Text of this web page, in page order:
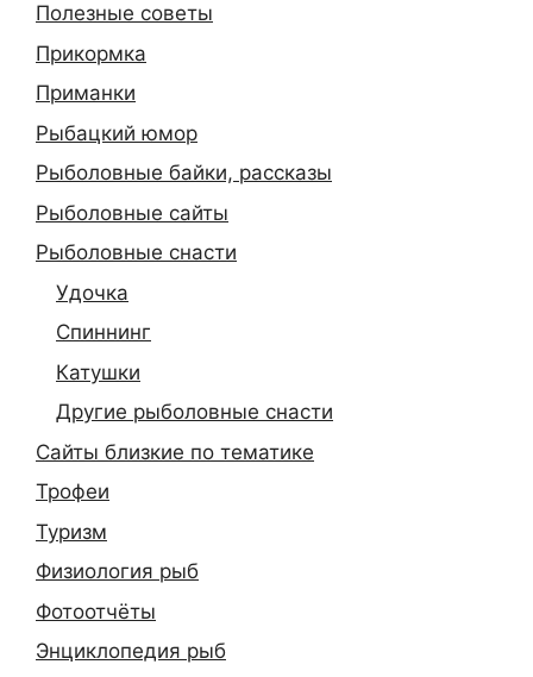
Полезные советы
Прикормка
Приманки
Рыбацкий юмор
Рыболовные байки, рассказы
Рыболовные сайты
Рыболовные снасти
Удочка
Спиннинг
Катушки
Другие рыболовные снасти
Сайты близкие по тематике
Трофеи
Туризм
Физиология рыб
Фотоотчёты
Энциклопедия рыб